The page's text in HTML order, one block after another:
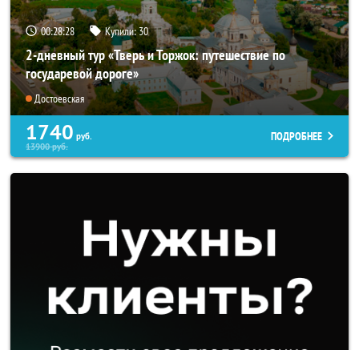
00:28:25 Купили:30
2-дневный тур «Тверь и Торжок: путешествие по
государевой дороге»
Достоевская
1740 руб.
13900руб.
ПОДРОБНЕЕ